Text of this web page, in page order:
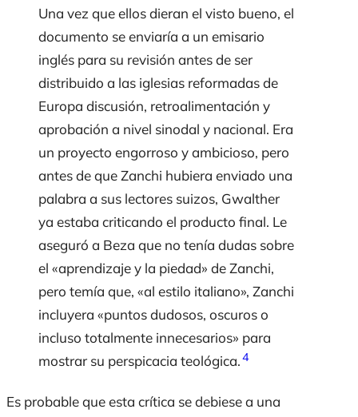
Una vez que ellos dieran el visto bueno, el
documento se enviaría a un emisario
inglés para su revisión antes de ser
distribuido a las iglesias reformadas de
Europa discusión, retroalimentación y
aprobación a nivel sinodal y nacional. Era
un proyecto engorroso y ambicioso, pero
antes de que Zanchi hubiera enviado una
palabra a sus lectores suizos, Gwalther
ya estaba criticando el producto final. Le
aseguró a Beza que no tenía dudas sobre
el «aprendizaje y la piedad» de Zanchi,
pero temía que, «al estilo italiano», Zanchi
incluyera «puntos dudosos, oscuros o
incluso totalmente innecesarios» para
mostrar su perspicacia teológica.4
Es probable que esta crítica se debiese a una